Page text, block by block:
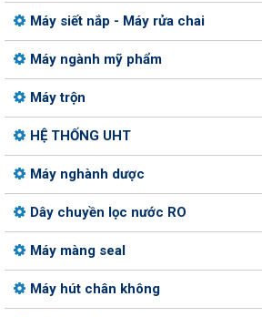
Máy siết nắp - Máy rửa chai
Máy ngành mỹ phẩm
Máy trộn
HỆ THỐNG UHT
Máy nghành dược
Dây chuyền lọc nước RO
Máy màng seal
Máy hút chân không